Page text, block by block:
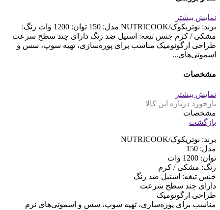
نمایش بیشتر
برند: نوتریکوک/NUTRICOOK مدل: 150 توان: 1200 وات رنگ:
مشکی / کرم جنس تیغه: استیل ضد زنگ دارای چند سطح سرعت
طراحی ارگونومیک مناسب برای پوره‌سازی، تهیه سوپ، سس و
اسموتی‌های...
مشخصات
نمایش بیشتر
بازخورد درباره این کالا
مشخصات
بازگشت
برند: نوتریکوک/NUTRICOOK
مدل: 150
توان: 1200 وات
رنگ: مشکی / کرم
جنس تیغه: استیل ضد زنگ
دارای چند سطح سرعت
طراحی ارگونومیک
مناسب برای پوره‌سازی، تهیه سوپ، سس و اسموتی‌های نرم